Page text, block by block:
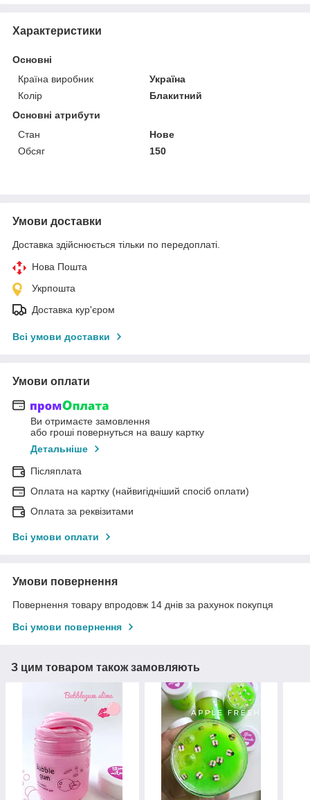
Характеристики
Основні
Країна виробник
Україна
Колір
Блакитний
Основні атрибути
Стан
Нове
Обсяг
150
Умови доставки
Доставка здійснюється тільки по передоплаті.
Нова Пошта
Укрпошта
Доставка кур'єром
Всі умови доставки
Умови оплати
Ви отримаєте замовлення
або гроші повернуться на вашу картку
Детальніше
Післяплата
Оплата на картку (найвигідніший спосіб оплати)
Оплата за реквізитами
Всі умови оплати
Умови повернення
Повернення товару впродовж 14 днів за рахунок покупця
Всі умови повернення
З цим товаром також замовляють